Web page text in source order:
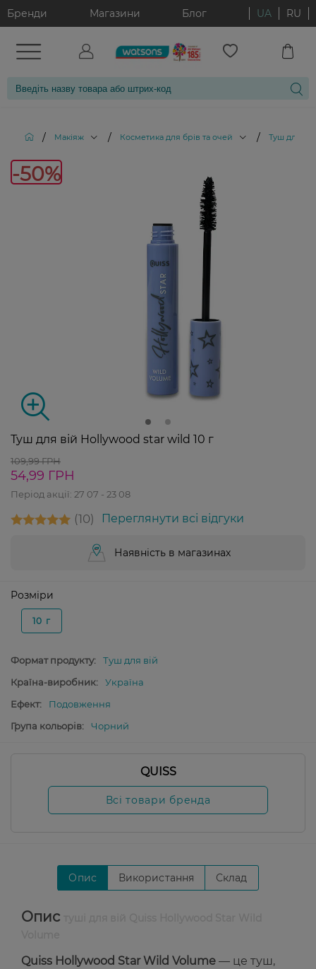
Бренди Магазини Блог UA RU
/ Макіяж / Косметика для брів та очей / Туш для вій
-50%
Туш для вій Hollywood star wild 10 г
109,99 ГРН
54,99 ГРН
Період акції: 27 07 - 23 08
10 Переглянути всі відгуки
Наявність в магазинах
Розміри
10 г
Формат продукту:
Туш для вій
Країна-виробник:
Україна
Ефект:
Подовження
Група кольорів:
Чорний
QUISS
Всі товари бренда
Опис Використання Склад
Опис
Quiss Hollywood Star Wild Volume — це туш,